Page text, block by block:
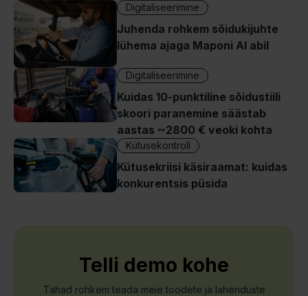
Digitaliseerimine
Juhenda rohkem sõidukijuhte
lühema ajaga Maponi AI abil
Digitaliseerimine
Kuidas 10-punktiline sõidustiili
skoori paranemine säästab
aastas ~2800 € veoki kohta
Kütusekontroll
Kütusekriisi käsiraamat: kuidas
konkurentsis püsida
Telli demo kohe
Tahad rohkem teada meie toodete ja lahenduste